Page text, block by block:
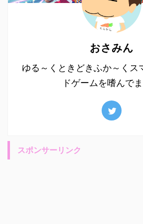
おさみん
ゆる～くときどきふか～くス
ドゲームを嗜んでま
スポンサーリンク